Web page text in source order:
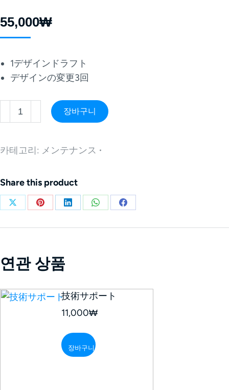
55,000₩
1デザインドラフト
デザインの変更3回
장바구니
카테고리: メンテナンス
Share this product
연관 상품
技術サポート
11,000₩
장바구니